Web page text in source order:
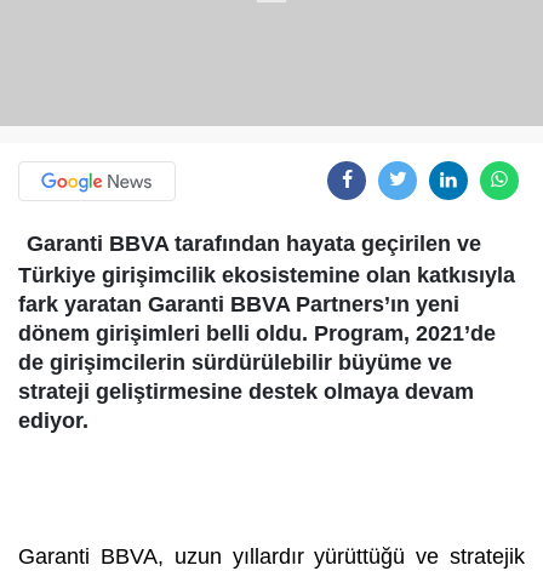
Garanti BBVA tarafından hayata geçirilen ve
Türkiye girişimcilik ekosistemine olan katkısıyla
fark yaratan Garanti BBVA Partners’ın yeni
dönem girişimleri belli oldu. Program, 2021’de
de girişimcilerin sürdürülebilir büyüme ve
strateji geliştirmesine destek olmaya devam
ediyor.
Garanti BBVA, uzun yıllardır yürüttüğü ve stratejik